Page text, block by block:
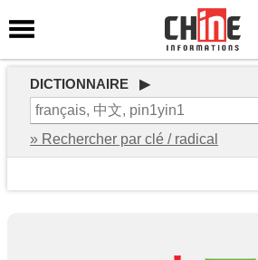
DICTIONNAIRE ▶
» Rechercher par clé / radical